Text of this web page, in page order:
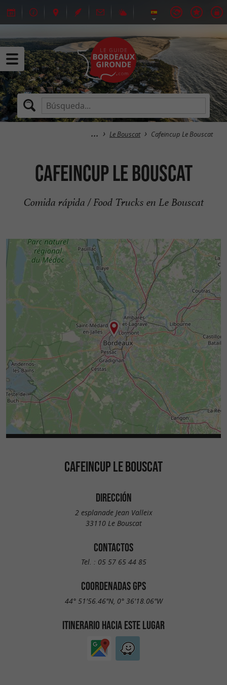
Le Bouscat Cafeincup Le Bouscat
Cafeincup Le Bouscat
Comida rápida / Food Trucks en Le Bouscat
CAFEINCUP LE BOUSCAT
DIRECCIÓN
2 esplanade Jean Valleix
33110 Le Bouscat
CONTACTOS
Tel. : 05 57 65 44 85
COORDENADAS GPS
44° 51'56.46"N, 0° 36'18.06"W
ITINERARIO HACIA ESTE LUGAR